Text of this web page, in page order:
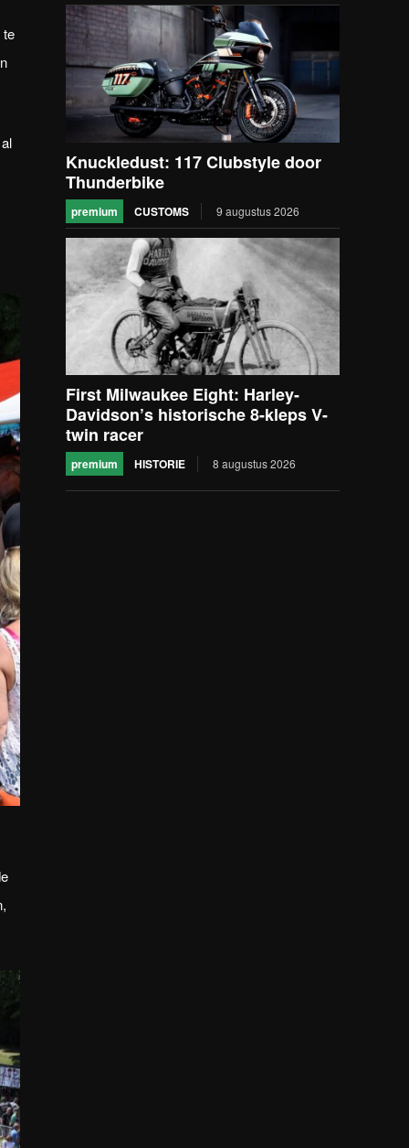
te
Knuckledust: 117 Clubstyle door
Thunderbike
premium CUSTOMS 9 augustus 2026
First Milwaukee Eight: Harley-
Davidson’s historische 8-kleps V-
twin racer
premium HISTORIE 8 augustus 2026